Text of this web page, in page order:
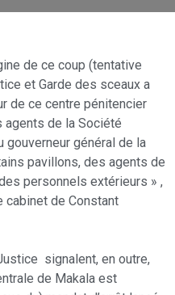
de ce coup (tentative
et Garde des sceaux a
de ce centre pénitencier
agents de la Société
gouverneur général de la
pavillons, des agents de
personnels extérieurs » ,
cabinet de Constant
signalent, en outre,
de Makala est